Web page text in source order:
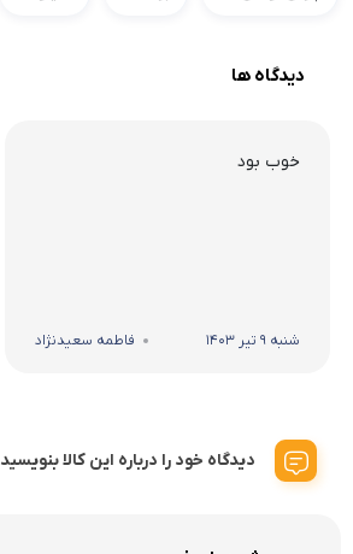
دیدگاه ها
خوب بود
شنبه 9 تیر 1403 فاطمه سعیدنژاد
دیدگاه خود را درباره این کالا بنویسید